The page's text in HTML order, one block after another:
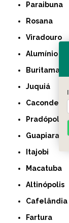
Paraibuna
Rosana
Viradouro
Alumínio
Buritama
Juquiá
Caconde
Pradópolis
Guapiara
Itajobi
Macatuba
Altinópolis
Cafelândia
Fartura